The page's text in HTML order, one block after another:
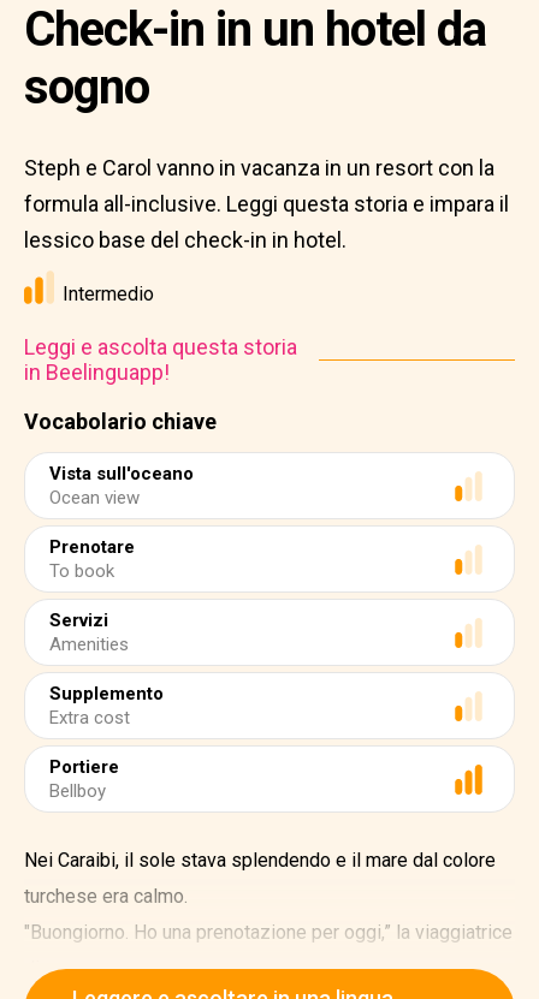
Vocabolario chiave
Vista sull'oceano
Ocean view
Prenotare
To book
Servizi
Amenities
Supplemento
Extra cost
Portiere
Bellboy
Check-in in un hotel da
sogno
Steph e Carol vanno in vacanza in un resort con la
formula all-inclusive. Leggi questa storia e impara il
lessico base del check-in in hotel.
Intermedio
Leggi e ascolta questa storia
in Beelinguapp!
Nei Caraibi, il sole stava splendendo e il mare dal colore
turchese era calmo.
"Buongiorno. Ho una prenotazione per oggi,” la viaggiatrice
disse.